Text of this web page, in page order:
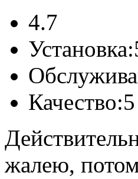
4.7
Установка:
Качество:5
жалею,